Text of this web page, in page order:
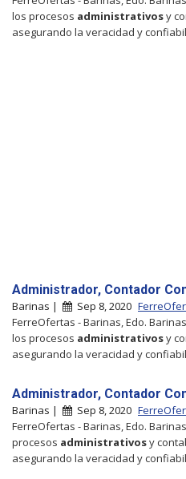
los procesos administrativosy
asegurando la veracidad y
Administrador, Contador
Barinas | Sep 8, 2020
FerreOfertas - Barinas, Edo.
los procesos administrativosy
asegurando la veracidad y
Administrador, Contador
Barinas | Sep 8, 2020
FerreOfertas - Barinas, Edo.
procesos administrativosy
asegurando la veracidad y